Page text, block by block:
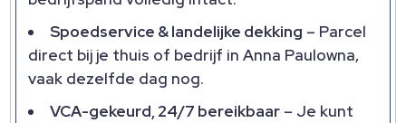
Spoedservice & landelijke dekking – Parcel
direct bij je thuis of bedrijf in Anna Paulowna,
vaak dezelfde dag nog.​
VCA-gekeurd, 24/7 bereikbaar – Je kunt